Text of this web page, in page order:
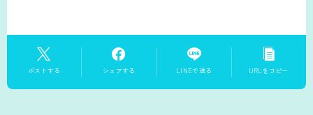
ポストする シェアする LINEで送る URLをコピー